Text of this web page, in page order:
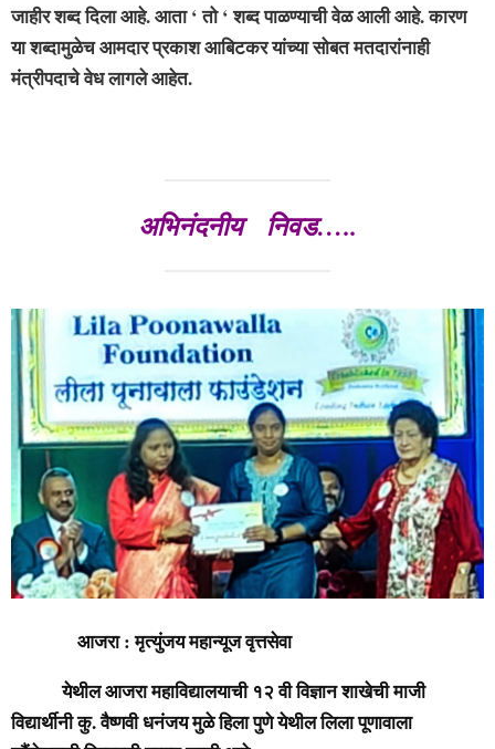
जाहीर शब्द दिला आहे. आता ‘ तो ‘ शब्द पाळण्याची वेळ आली आहे. कारण
या शब्दामुळेच आमदार प्रकाश आबिटकर यांच्या सोबत मतदारांनाही
मंत्रीपदाचे वेध लागले आहेत.
अभिनंदनीय निवड…..
आजरा : मृत्युंजय महान्यूज वृत्तसेवा
येथील आजरा महाविद्यालयाची १२ वी विज्ञान शाखेची माजी
विद्यार्थीनी कु. वैष्णवी धनंजय मुळे हिला पुणे येथील लिला पूणावाला